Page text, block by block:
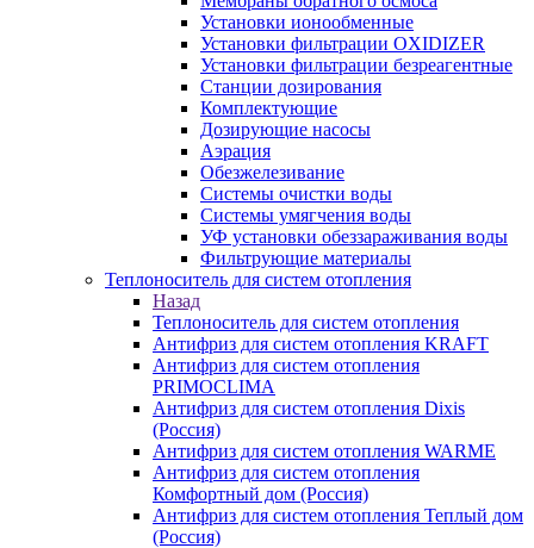
Установки ионообменные
Установки фильтрации OXIDIZER
Установки фильтрации безреагентные
Станции дозирования
Комплектующие
Дозирующие насосы
Аэрация
Обезжелезивание
Системы очистки воды
Системы умягчения воды
УФ установки обеззараживания воды
Фильтрующие материалы
Теплоноситель для систем отопления
Назад
Теплоноситель для систем отопления
Антифриз для систем отопления KRAFT
Антифриз для систем отопления
PRIMOCLIMA
Антифриз для систем отопления Dixis
(Россия)
Антифриз для систем отопления WARME
Антифриз для систем отопления
Комфортный дом (Россия)
Антифриз для систем отопления Теплый дом
(Россия)